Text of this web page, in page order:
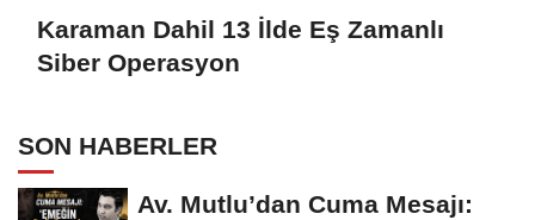
Karaman Dahil 13 İlde Eş Zamanlı
Siber Operasyon
SON HABERLER
Av. Mutlu’dan Cuma Mesajı: